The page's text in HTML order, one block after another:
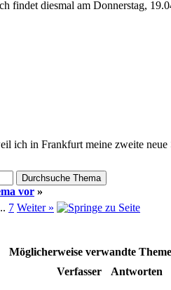
findet diesmal am Donnerstag,
ich in Frankfurt meine zweite
vor »
7 Weiter »
Möglicherweise verwandte
Verfasser Antworten